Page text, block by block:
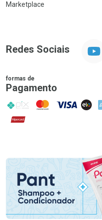
Marketplace
Redes Sociais
formas de
Pagamento
PIX MasterCard
VISA ELO
Hipercard
Promoção em